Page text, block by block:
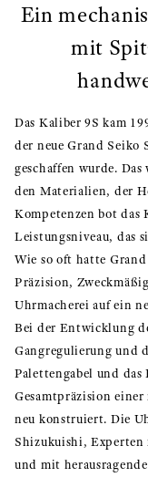
Ein
mit
Das Kaliber 9S kam
der neue Grand Seiko
geschaffen wurde.
den Materialien, der
Kompetenzen bot das
Leistungsniveau, das
Wie so oft hatte
Präzision,
Uhrmacherei auf ein
Bei der Entwicklung
Gangregulierung und
Palettengabel und das
Gesamtpräzision
neu konstruiert. Die
Shizukuishi,
und mit